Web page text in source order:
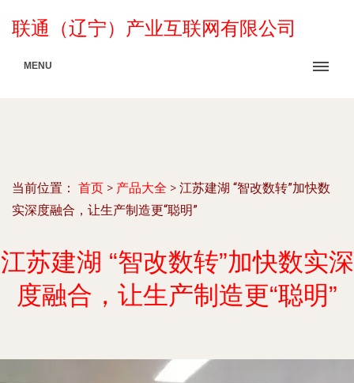
联通（辽宁）产业互联网有限公司
MENU
当前位置： 首页 > 产品大全 > 江苏建湖 “智改数转”加快数
实深度融合，让生产制造更“聪明”
江苏建湖 “智改数转”加快数实深
度融合，让生产制造更“聪明”